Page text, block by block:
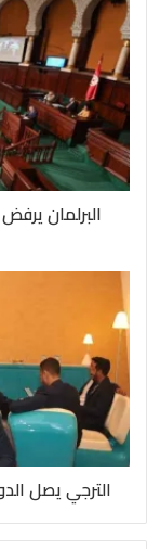
البرلمان
الترجي يصل